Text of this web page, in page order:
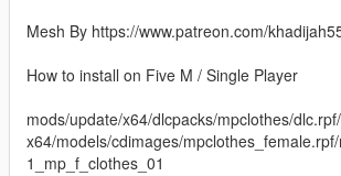
Mesh By https://www.patreon.com/
How to install on Five M / Single Player
mods/update/x64/dlcpacks/mpclothes/dlc.rpf/
x64/models/cdimages/
1_mp_f_clothes_01